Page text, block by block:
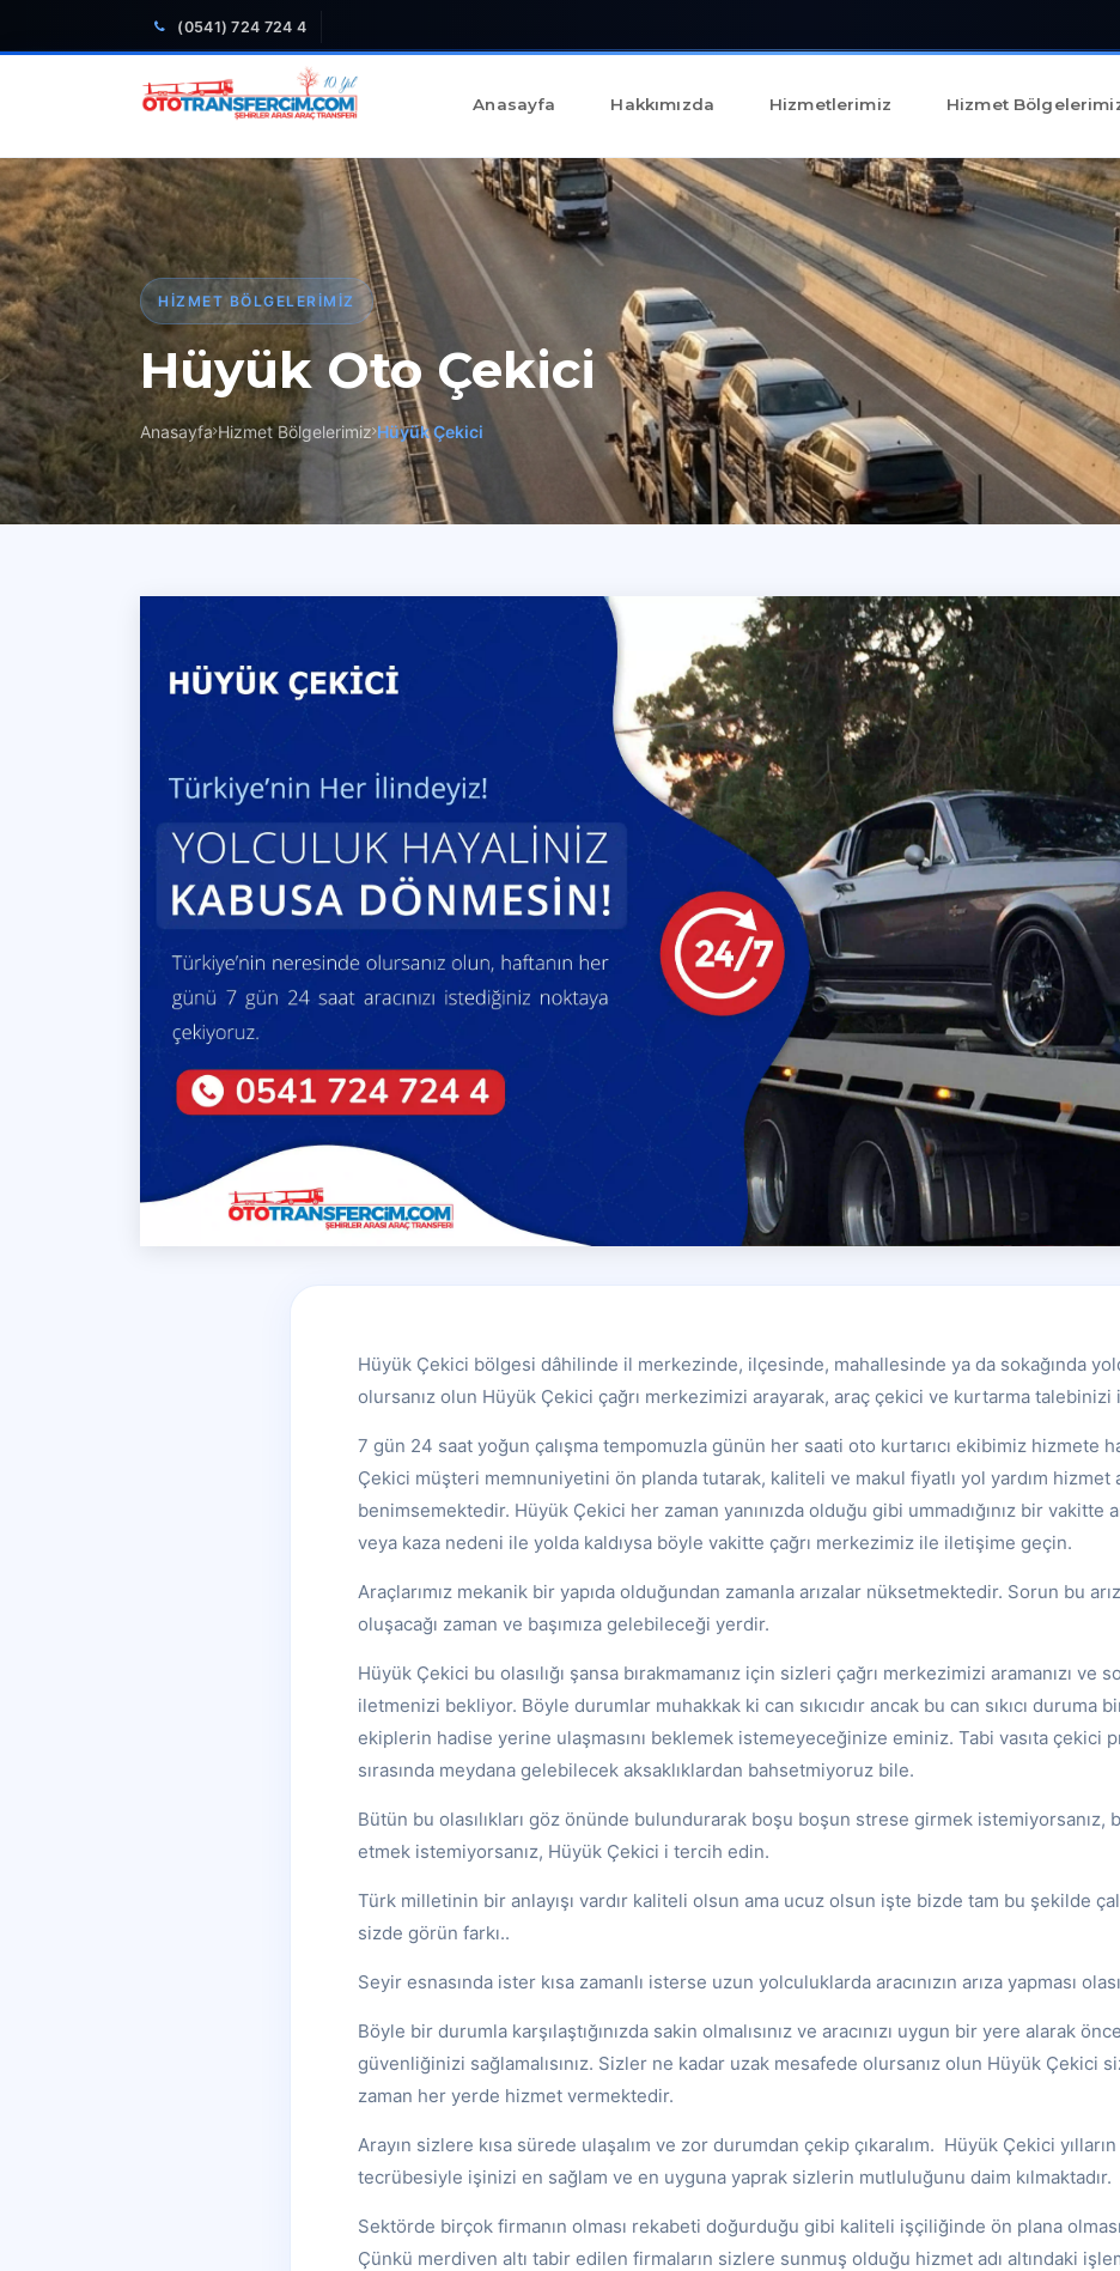
(0541) 724 724 4
Anasayfa Hakkımızda Hizmetlerimiz Hizmet
HIZMET BÖLGELERIMIZ
Hüyük Oto Çekici
Anasayfa Hizmet Bölgelerimiz Hüyük Çekici
Hüyük Çekici bölgesi dâhilinde il merkezinde, ilçesinde, mahallesinde ya da sokağında
olursanız olun Hüyük Çekici çağrı merkezimizi arayarak, araç çekici ve kurtarma
7 gün 24 saat yoğun çalışma tempomuzla günün her saati oto kurtarıcı ekibimiz hizmete
Çekici müşteri memnuniyetini ön planda tutarak, kaliteli ve makul fiyatlı yol yardım hizmet
benimsemektedir. Hüyük Çekici her zaman yanınızda olduğu gibi ummadığınız bir vakitte
veya kaza nedeni ile yolda kaldıysa böyle vakitte çağrı merkezimiz ile iletişime geçin.
Araçlarımız mekanik bir yapıda olduğundan zamanla arızalar nüksetmektedir. Sorun bu
oluşacağı zaman ve başımıza gelebileceği yerdir.
Hüyük Çekici bu olasılığı şansa bırakmamanız için sizleri çağrı merkezimizi aramanızı ve
iletmenizi bekliyor. Böyle durumlar muhakkak ki can sıkıcıdır ancak bu can sıkıcı duruma
ekiplerin hadise yerine ulaşmasını beklemek istemeyeceğinize eminiz. Tabi vasıta çekici
sırasında meydana gelebilecek aksaklıklardan bahsetmiyoruz bile.
Bütün bu olasılıkları göz önünde bulundurarak boşu boşun strese girmek istemiyorsanız,
etmek istemiyorsanız, Hüyük Çekici i tercih edin.
Türk milletinin bir anlayışı vardır kaliteli olsun ama ucuz olsun işte bizde tam bu şekilde
sizde görün farkı..
Seyir esnasında ister kısa zamanlı isterse uzun yolculuklarda aracınızın arıza yapması
Böyle bir durumla karşılaştığınızda sakin olmalısınız ve aracınızı uygun bir yere alarak
güvenliğinizi sağlamalısınız. Sizler ne kadar uzak mesafede olursanız olun Hüyük Çekici
zaman her yerde hizmet vermektedir.
Arayın sizlere kısa sürede ulaşalım ve zor durumdan çekip çıkaralım. Hüyük Çekici
tecrübesiyle işinizi en sağlam ve en uyguna yaprak sizlerin mutluluğunu daim kılmaktadır.
Sektörde birçok firmanın olması rekabeti doğurduğu gibi kaliteli işçiliğinde ön plana
Çünkü merdiven altı tabir edilen firmaların sizlere sunmuş olduğu hizmet adı altındaki